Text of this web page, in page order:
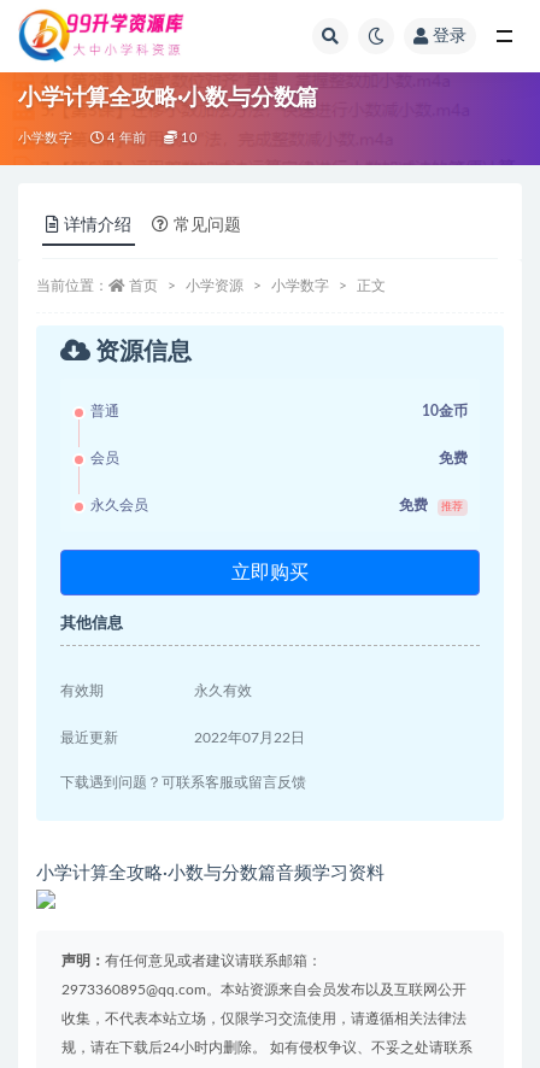
登录
小学计算全攻略·小数与分数篇
小学数字 4 年前 10
详情介绍 常见问题
当前位置： 首页 小学资源 小学数字 正文
资源信息
普通 10金币
会员 免费
永久会员 免费 推荐
立即购买
其他信息
有效期 永久有效
最近更新 2022年07月22日
下载遇到问题？可联系客服或留言反馈
小学计算全攻略·小数与分数篇音频学习资料
声明： 有任何意见或者建议请联系邮箱：
2973360895@qq.com。本站资源来自会员发布以及互联网公开
收集，不代表本站立场，仅限学习交流使用，请遵循相关法律法
规，请在下载后24小时内删除。 如有侵权争议、不妥之处请联系